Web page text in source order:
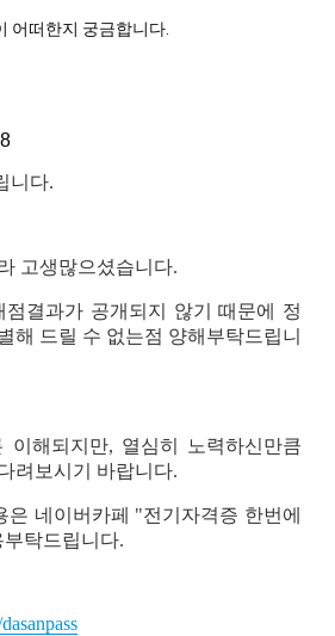
어떠한지 궁금합니다.
니다.
고생많으셨습니다.
결과가 공개되지 않기 때문에 정
해 드릴 수 없는점 양해부탁드립니
이해되지만, 열심히 노력하신만큼
려보시기 바랍니다.
은 네이버카페 "전기자격증 한번에
탁드립니다.